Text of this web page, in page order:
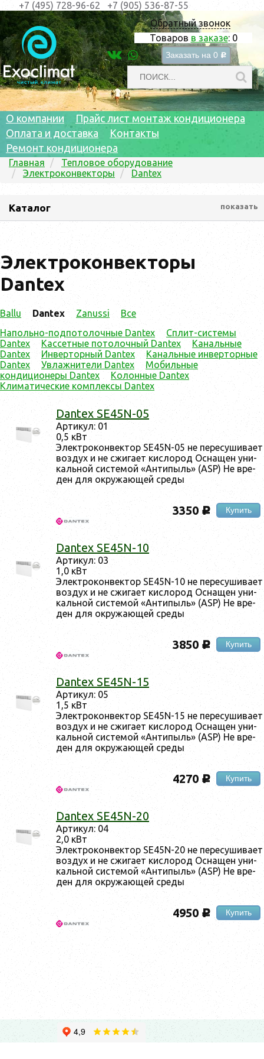
Обратный звонок
Товаров в заказе: 0
Заказать на 0 c
+7 (495) 728-96-62 +7 (905) 536-87-55
О компании
Прайс лист монтаж кондиционера
Оплата и доставка
Контакты
Ремонт кондиционера
Главная
Тепловое оборудование
Электроконвекторы
Dantex
Каталог показать
Электроконвекторы
Dantex
Ballu Dantex Zanussi
Все
Напольно-подпотолочные Dantex
Сплит-системы
Dantex
Кассетные потолочный Dantex
Канальные
Dantex
Инверторный Dantex
Канальные инверторные
Dantex
Увлажнители Dantex
Мобильные
кондиционеры Dantex
Колонные Dantex
Климатические комплексы Dantex
Dantex SE45N-05
Ар­ти­кул: 01
0,5 кВт
Элек­тро­кон­вектор SE45N-05 не пе­ресу­шива­ет
воз­дух и не сжи­га­ет кис­ло­род Ос­на­щен уни­
каль­ной сис­те­мой «Ан­ти­пыль» (ASP) Не вре­
ден для ок­ру­жа­ющей сре­ды
3350 c Купить
Dantex SE45N-10
Ар­ти­кул: 03
1,0 кВт
Элек­тро­кон­вектор SE45N-10 не пе­ресу­шива­ет
воз­дух и не сжи­га­ет кис­ло­род Ос­на­щен уни­
каль­ной сис­те­мой «Ан­ти­пыль» (ASP) Не вре­
ден для ок­ру­жа­ющей сре­ды
3850 c Купить
Dantex SE45N-15
Ар­ти­кул: 05
1,5 кВт
Элек­тро­кон­вектор SE45N-15 не пе­ресу­шива­ет
воз­дух и не сжи­га­ет кис­ло­род Ос­на­щен уни­
каль­ной сис­те­мой «Ан­ти­пыль» (ASP) Не вре­
ден для ок­ру­жа­ющей сре­ды
4270 c Купить
Dantex SE45N-20
Ар­ти­кул: 04
2,0 кВт
Элек­тро­кон­вектор SE45N-20 не пе­ресу­шива­ет
воз­дух и не сжи­га­ет кис­ло­род Ос­на­щен уни­
каль­ной сис­те­мой «Ан­ти­пыль» (ASP) Не вре­
ден для ок­ру­жа­ющей сре­ды
4950 c Купить